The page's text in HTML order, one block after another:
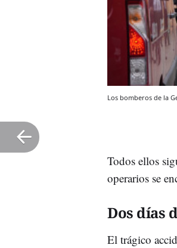
Los bomberos de la
Todos ellos
operarios se
Dos días
El trágico